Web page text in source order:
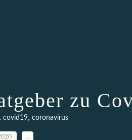
zu
, covid19, coronavirus